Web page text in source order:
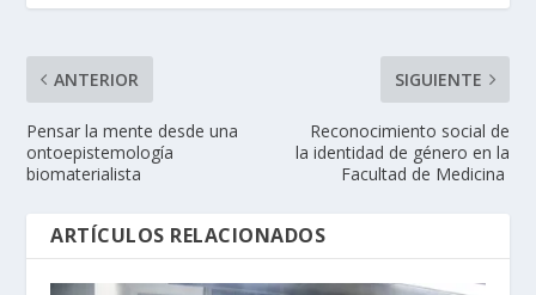
ANTERIOR
Pensar la mente desde una
ontoepistemología
biomaterialista
SIGUIENTE
Reconocimiento social de
la identidad de género en la
Facultad de Medicina
ARTÍCULOS RELACIONADOS